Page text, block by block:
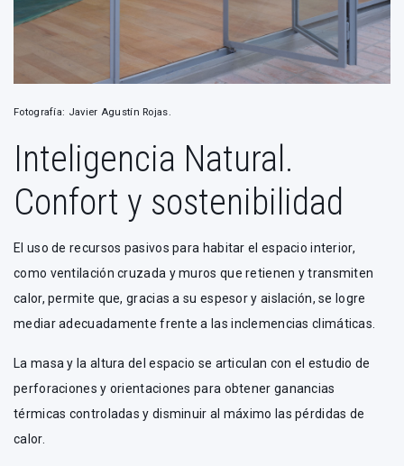
Fotografía: Javier Agustín Rojas.
Inteligencia Natural.
Confort y sostenibilidad
El uso de recursos pasivos para habitar el espacio interior,
como ventilación cruzada y muros que retienen y transmiten
calor, permite que, gracias a su espesor y aislación, se logre
mediar adecuadamente frente a las inclemencias climáticas.
La masa y la altura del espacio se articulan con el estudio de
perforaciones y orientaciones para obtener ganancias
térmicas controladas y disminuir al máximo las pérdidas de
calor.